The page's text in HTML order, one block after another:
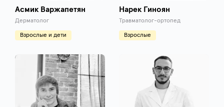
Асмик Варжапетян
Дерматолог
Взрослые и дети
Нарек Гиноян
Травматолог-ортопед
Взрослые